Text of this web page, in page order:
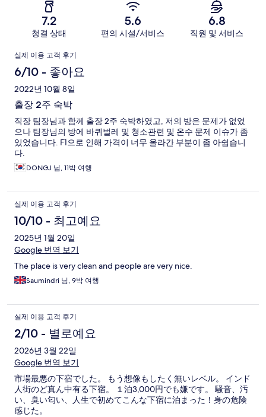
7.2
청결 상태
5.6
편의 시설/서비스
6.8
직원 및 서비스
이
용
후
기
실제 이용 고객 후기
6/10 - 좋아요
2022년 10월 8일
출장 2주 숙박
직장 팀장님과 함께 출장 2주 숙박하였고, 저의 방은 문제가 없었
으나 팀장님의 방에 바퀴벌레 및 청소관련 및 온수 문제 이슈가 좀
있었습니다. F1으로 인해 가격이 너무 올라간 부분이 좀 아쉽습니
다.
DONGJ 님, 11박 여행
실제 이용 고객 후기
10/10 - 최고예요
2025년 1월 20일
Google 번역 보기
The place is very clean and people are very nice.
Saumindri 님, 9박 여행
실제 이용 고객 후기
2/10 - 별로예요
2026년 3월 22일
Google 번역 보기
市場最悪の下宿でした。 もう想像もしたく無いレベル。 インド
人街のど真ん中有る下宿。 １泊3,000円でも嫌です。 騒音、汚
い、臭い匂い、人生で初めてこんな下宿に泊まった！身の危険
感じた。